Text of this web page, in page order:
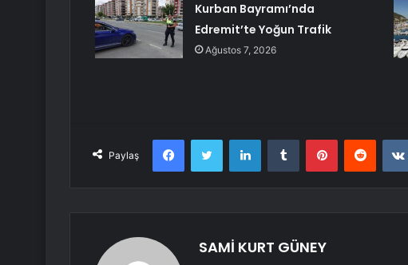
Kurban Bayramı’nda
Edremit’te Yoğun Trafik
Ağustos 7, 2026
Paylaş
FacebookTwitter LinkedInTumblr PinterestReddit
SAMİ KURT GÜNEY